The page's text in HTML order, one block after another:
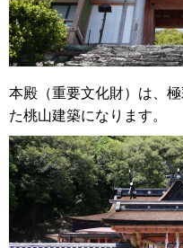
本殿（重要文化財）は、
た桃山建築になります。